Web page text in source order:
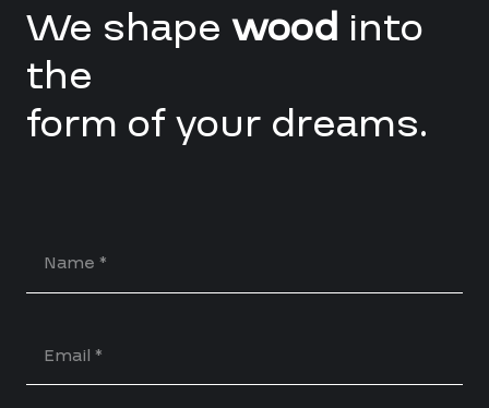
We shape wood into
the
form of your dreams.